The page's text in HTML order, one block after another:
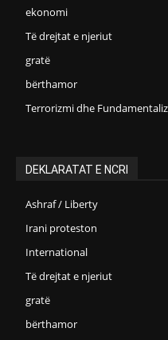
ekonomi
Të drejtat e njeriut
gratë
bërthamor
Terrorizmi dhe
DEKLARATAT E NCRI
Ashraf / Liberty
Irani proteston
International
Të drejtat e njeriut
gratë
bërthamor